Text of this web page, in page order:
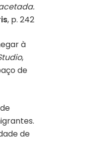
, p. 242
à
,
de
de